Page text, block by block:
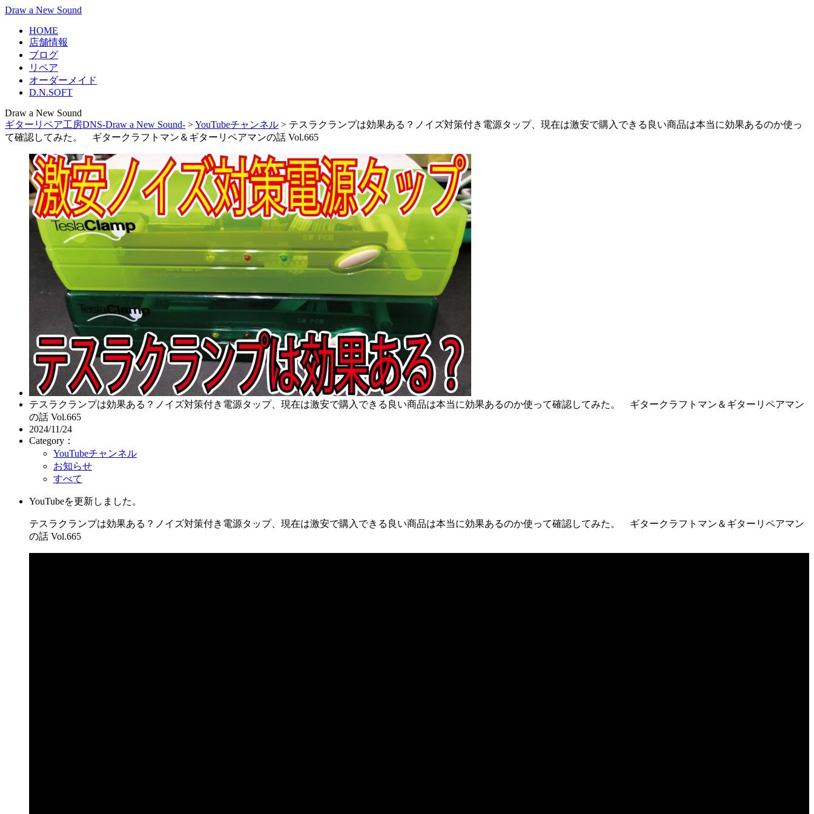
Draw a New Sound
HOME
店舗情報
ブログ
リペア
オーダーメイド
D.N.SOFT
Draw a New Sound
ギターリペア工房DNS-Draw a New Sound- >YouTubeチャンネル > テスラクランプは効果ある？ノイズ対策付き電源タップ、現在は激安で購入できる良い商品は本当に効果あるのか使っ
て確認してみた。 ギタークラフトマン＆ギターリペアマンの話 Vol.665
テスラクランプは効果ある？ノイズ対策付き電源タップ、現在は激安で購入できる良い商品は本当に効果あるのか使って確認してみた。 ギタークラフトマン＆ギターリペアマン
の話 Vol.665
2024/11/24
Category：
YouTubeチャンネル
お知らせ
すべて
YouTubeを更新しました。
テスラクランプは効果ある？ノイズ対策付き電源タップ、現在は激安で購入できる良い商品は本当に効果あるのか使って確認してみた。 ギタークラフトマン＆ギターリペアマン
の話 Vol.665